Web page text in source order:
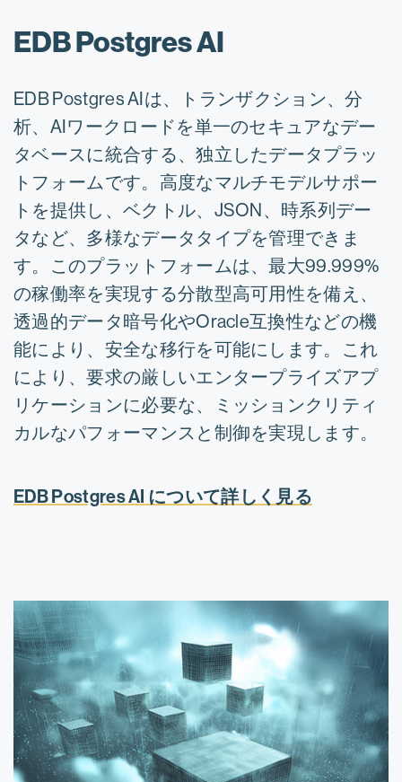
EDB Postgres AI
EDB Postgres AIは、トランザクション、分
析、AIワークロードを単一のセキュアなデー
タベースに統合する、独立したデータプラッ
トフォームです。高度なマルチモデルサポー
トを提供し、ベクトル、JSON、時系列デー
タなど、多様なデータタイプを管理できま
す。このプラットフォームは、最大99.999%
の稼働率を実現する分散型高可用性を備え、
透過的データ暗号化やOracle互換性などの機
能により、安全な移行を可能にします。これ
により、要求の厳しいエンタープライズアプ
リケーションに必要な、ミッションクリティ
カルなパフォーマンスと制御を実現します。
EDB Postgres AI について詳しく見る